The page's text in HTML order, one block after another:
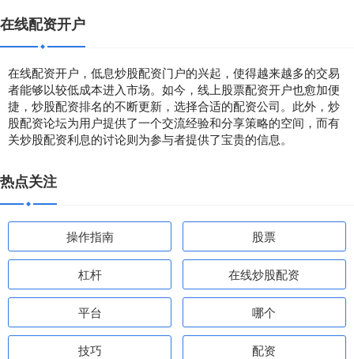
在线配资开户
在线配资开户，低息炒股配资门户的兴起，使得越来越多的交易
者能够以较低成本进入市场。如今，线上股票配资开户也愈加便
捷，炒股配资排名的不断更新，选择合适的配资公司。此外，炒
股配资论坛为用户提供了一个交流经验和分享策略的空间，而有
关炒股配资利息的讨论则为参与者提供了宝贵的信息。
热点关注
操作指南 股票
杠杆 在线炒股配资
平台 哪个
技巧 配资